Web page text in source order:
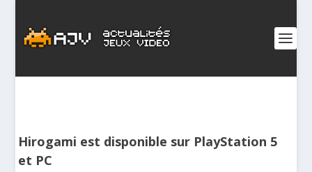
Hirogami est disponible sur PlayStation 5
et PC